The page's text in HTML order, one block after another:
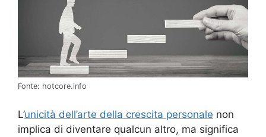
Fonte: hotcore.info
L’unicità dell’arte della crescita personale non
implica di diventare qualcun altro, ma significa